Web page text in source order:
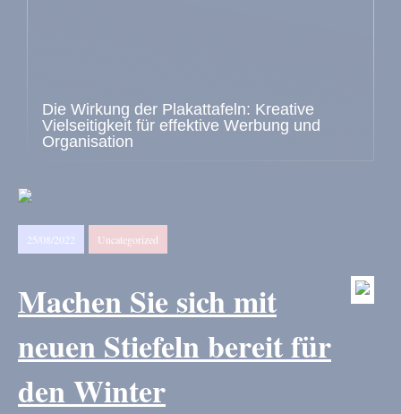
Die Wirkung der Plakattafeln: Kreative
Vielseitigkeit für effektive Werbung und
Organisation
25/08/2022 Uncategorized
Machen Sie sich mit
neuen Stiefeln bereit für
den Winter